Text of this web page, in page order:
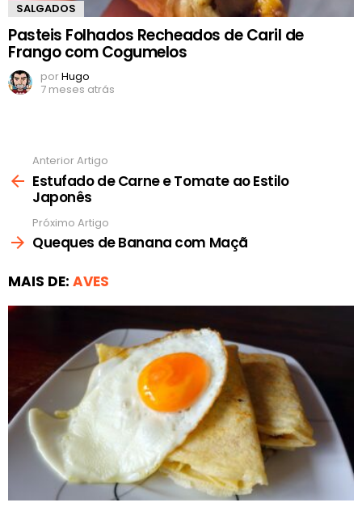
SALGADOS
Pasteis Folhados Recheados de Caril de
Frango com Cogumelos
porHugo
7 meses atrás
mais
Anterior Artigo
Estufado de Carne e Tomate ao Estilo
Japonês
Próximo Artigo
Queques de Banana com Maçã
MAIS DE: AVES